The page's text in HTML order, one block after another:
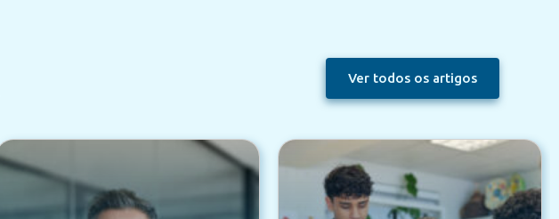
Ver todos os artigos